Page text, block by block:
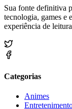
Sua fonte definitiva
tecnologia, games e
experiência de
Categorias
Animes